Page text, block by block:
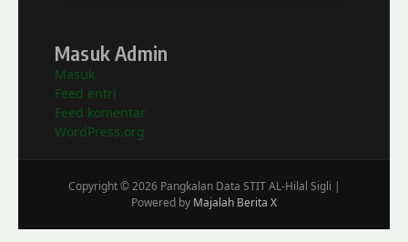
Masuk Admin
Masuk
Feed entri
Feed komentar
WordPress.org
Copyright © 2026 Pangkalan Data STIT AL-Hilal Sigli |
Powered by Majalah Berita X